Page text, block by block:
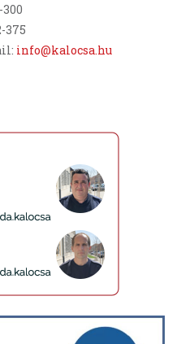
375
info@kalocsa.hu